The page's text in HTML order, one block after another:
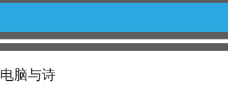
电脑与诗